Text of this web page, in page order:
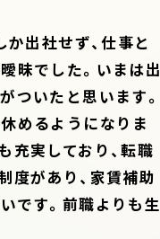
出社せず、仕事と
昧でした。いまは出
ついたと思います。
めるようになりま
充実しており、転職
度があり、家賃補助
です。前職よりも生